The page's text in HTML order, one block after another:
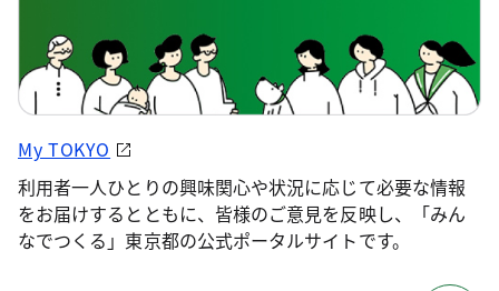
My TOKYO
利用者一人ひとりの興味関心や状況に応じて必要な情報
をお届けするとともに、皆様のご意見を反映し、「みん
なでつくる」東京都の公式ポータルサイトです。